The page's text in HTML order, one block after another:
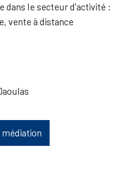
dans le secteur d'activité :
vente à distance
médiation